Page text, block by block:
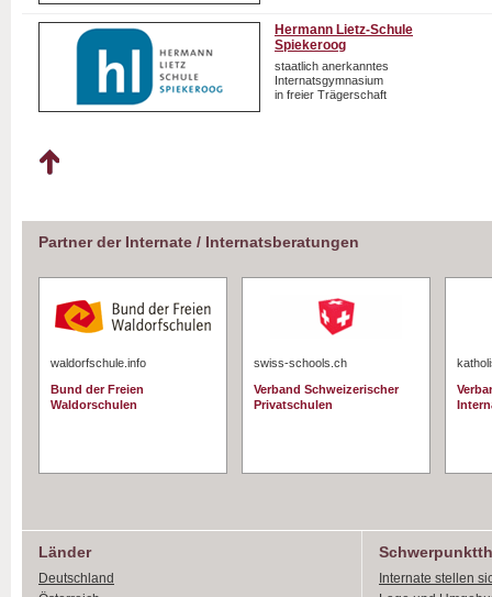
Hermann Lietz-Schule
Spiekeroog
staatlich anerkanntes
Internatsgymnasium
in freier Trägerschaft
Partner der Internate / Internatsberatungen
waldorfschule.info
Bund der Freien
Waldorschulen
swiss-schools.ch
Verband Schweizerischer
Privatschulen
Länder
Deutschland
Internate stellen